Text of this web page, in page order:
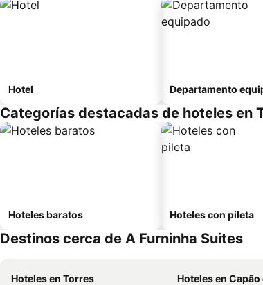
Hotel Departamento
Categorías destacadas de hoteles en
Hoteles baratos Hoteles con pileta
Destinos cerca de A Furninha Suites
Hoteles en Torres Hoteles en Capão